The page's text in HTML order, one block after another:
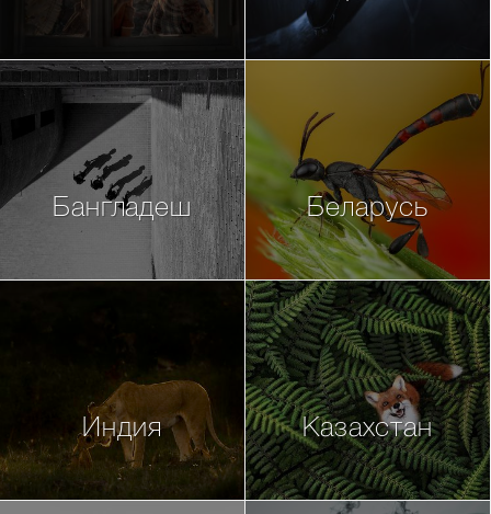
Бангладеш Беларусь
Индия Казахстан